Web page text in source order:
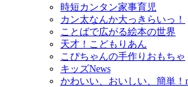
時短カンタン家事育児
カン太なんか大っきらいっ！
ことばで広がる絵本の世界
天才！こどもりあん
こぴちゃんの手作りおもちゃ
キッズNews
かわいい、おいしい、簡単！